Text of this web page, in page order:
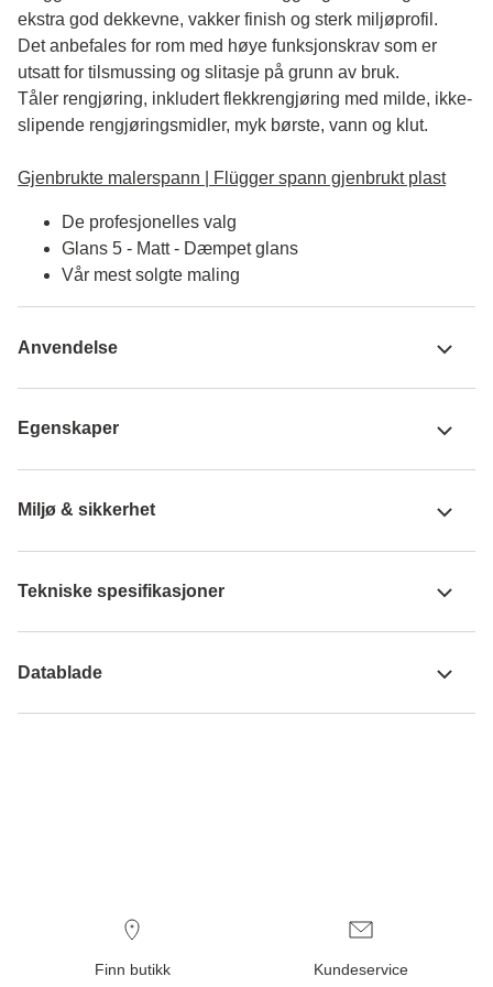
ekstra god dekkevne, vakker finish og sterk miljøprofil.
Det anbefales for rom med høye funksjonskrav som er
utsatt for tilsmussing og slitasje på grunn av bruk.
Tåler rengjøring, inkludert flekkrengjøring med milde, ikke-
slipende rengjøringsmidler, myk børste, vann og klut.
Gjenbrukte malerspann | Flügger spann gjenbrukt plast
De profesjonelles valg
Glans 5 - Matt - Dæmpet glans
Vår mest solgte maling
Anvendelse
Egenskaper
Miljø & sikkerhet
Tekniske spesifikasjoner
Datablade
Finn butikk Kundeservice